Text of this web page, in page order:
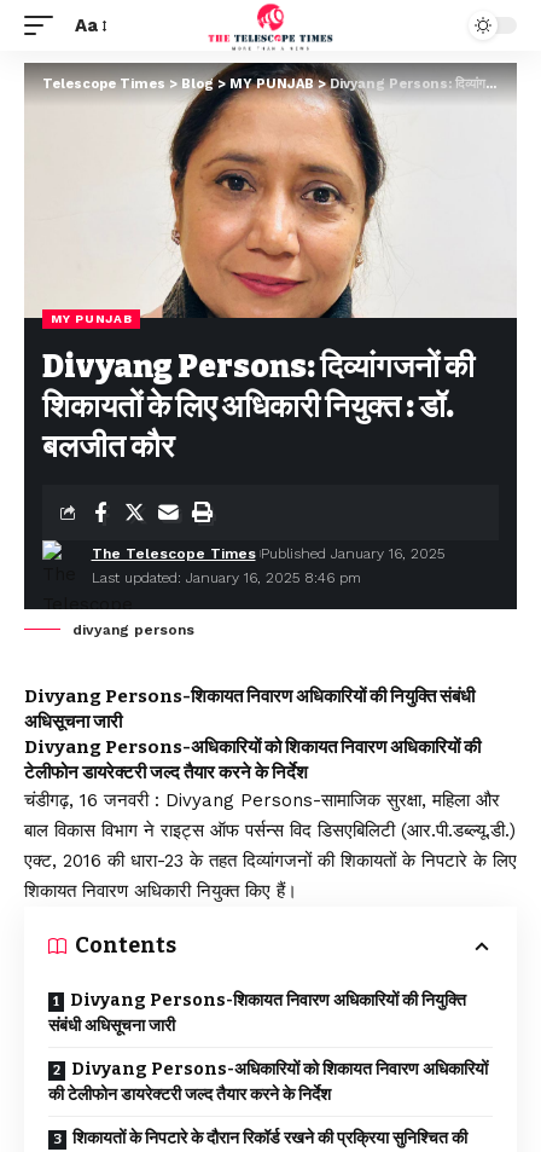
Aa
Telescope Times>Blog> MY PUNJAB>Divyang Persons: दिव्यांगजनों की शिकायतों के लिए अधिकारी नियुक्त : डॉ. बलजीत कौर
MY PUNJAB
Divyang Persons: दिव्यांगजनों की
शिकायतों के लिए अधिकारी नियुक्त : डॉ.
बलजीत कौर
Last updated: January 16, 2025 8:46 pm
The Telescope Times Published January 16, 2025
divyang persons
Divyang Persons-शिकायत निवारण अधिकारियों की नियुक्ति संबंधी
अधिसूचना जारी
Divyang Persons-अधिकारियों को शिकायत निवारण अधिकारियों की
टेलीफोन डायरेक्टरी जल्द तैयार करने के निर्देश
चंडीगढ़, 16 जनवरी : Divyang Persons-सामाजिक सुरक्षा, महिला और
बाल विकास विभाग ने राइट्स ऑफ पर्सन्स विद डिसएबिलिटी (आर.पी.डब्ल्यू.डी.)
एक्ट, 2016 की धारा-23 के तहत दिव्यांगजनों की शिकायतों के निपटारे के लिए
शिकायत निवारण अधिकारी नियुक्त किए हैं।
Contents
Divyang Persons-शिकायत निवारण अधिकारियों की नियुक्ति
संबंधी अधिसूचना जारी
Divyang Persons-अधिकारियों को शिकायत निवारण अधिकारियों
की टेलीफोन डायरेक्टरी जल्द तैयार करने के निर्देश
शिकायतों के निपटारे के दौरान रिकॉर्ड रखने की प्रक्रिया सुनिश्चित की